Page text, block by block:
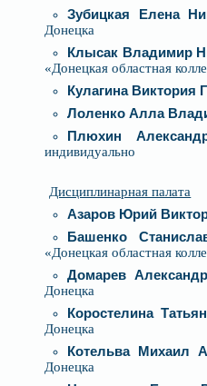
Зубицкая Елена
Донецка
Клысак Владимир
«Донецкая областная
Кулагина Виктория
Лоленко Алла
Плюхин
индивидуально
Дисциплинарная палата
Азаров Юрий
Башенко
«Донецкая областная
Домарев
Донецка
Коростелина
Донецка
Котельва Михаил
Донецка